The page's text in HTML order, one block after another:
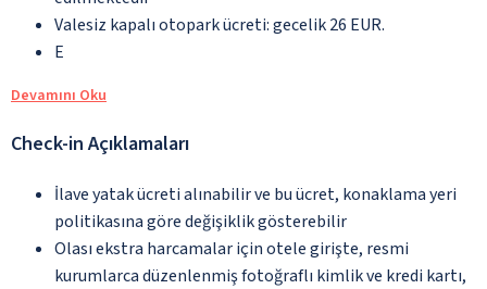
Valesiz kapalı otopark ücreti: gecelik 26 EUR.
E
Devamını Oku
Check-in Açıklamaları
İlave yatak ücreti alınabilir ve bu ücret, konaklama yeri
politikasına göre değişiklik gösterebilir
Olası ekstra harcamalar için otele girişte, resmi
kurumlarca düzenlenmiş fotoğraflı kimlik ve kredi kartı,